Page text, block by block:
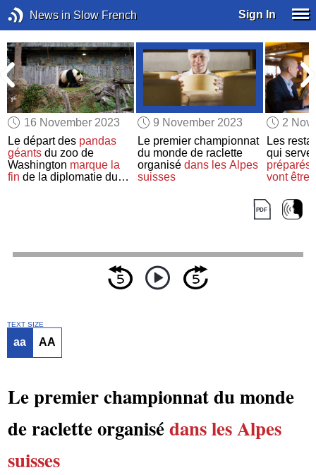
News in Slow French Sign In
16 November 2023
Le départ des pandas
géants du zoo de
Washington marque la
fin de la diplomatie du
9 November 2023
Le premier championnat
du monde de raclette
organisé dans les Alpes
suisses
2
Les
qui
préparés
vont être
TEXT SIZE
aa AA
Le premier championnat du monde
de raclette organisédans les Alpes
suisses